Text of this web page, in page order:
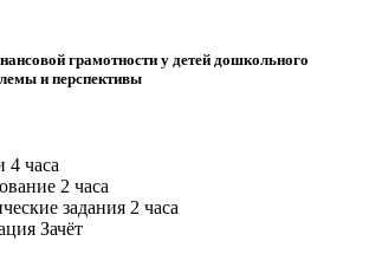
грамотности у детей дошкольного
и перспективы
4 часа
2 часа
задания 2 часа
Зачёт